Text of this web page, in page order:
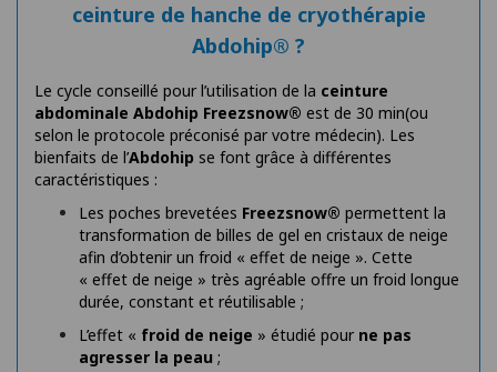
ceinture de hanche de cryothérapie
Abdohip® ?
Le cycle conseillé pour l’utilisation de la ceinture
abdominale Abdohip Freezsnow® est de 30 min(ou
selon le protocole préconisé par votre médecin). Les
bienfaits de l’Abdohip se font grâce à différentes
caractéristiques :
Les poches brevetées Freezsnow® permettent la
transformation de billes de gel en cristaux de neige
afin d’obtenir un froid « effet de neige ». Cette
« effet de neige » très agréable offre un froid longue
durée, constant et réutilisable ;
L’effet « froid de neige » étudié pour ne pas
agresser la peau ;